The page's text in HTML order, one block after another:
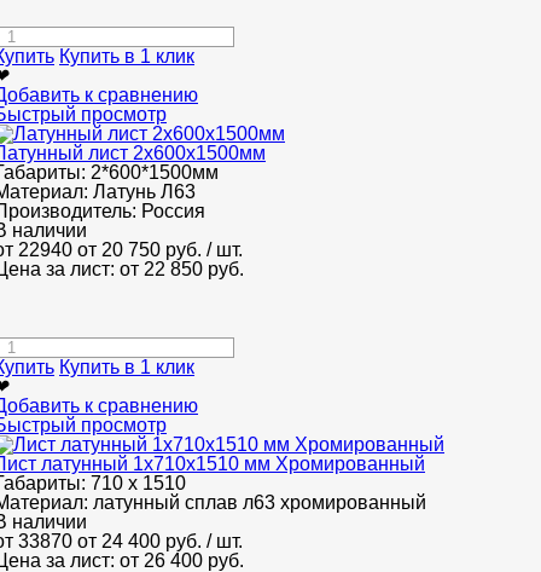
Купить в 1 клик
к сравнению
просмотр
лист 2x600x1500мм
2*600*1500мм
Латунь Л63
Россия
наличии
22940 от 20 750 руб. / шт.
за лист: от 22 850 руб.
Купить в 1 клик
к сравнению
просмотр
латунный 1х710х1510 мм Хромированный
710 х 1510
латунный сплав л63 хромированный
наличии
33870 от 24 400 руб. / шт.
за лист: от 26 400 руб.